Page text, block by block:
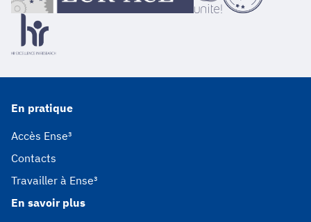
En pratique
Accès Ense³
Contacts
Travailler à Ense³
En savoir plus